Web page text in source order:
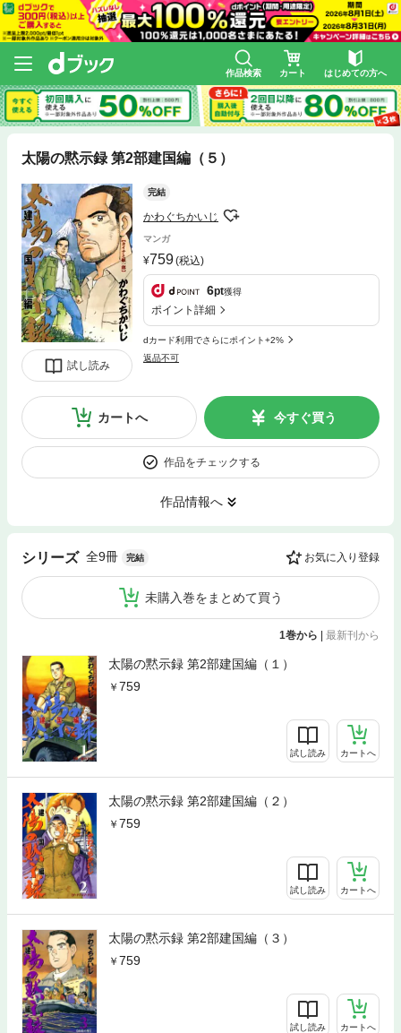
作品検索 カート はじめての方へ
太陽の黙示録 第2部建国編（５）
試し読み
完結
かわぐちかいじ
マンガ
759(税込)
6pt獲得
ポイント詳細
dカード利用でさらにポイント+2%
返品不可
カートへ 今すぐ買う
作品をチェックする
作品情報へ
シリーズ 全9冊 完結 お気に入り登録
未購入巻をまとめて買う
1巻から | 最新刊から
太陽の黙示録 第2部建国編（１）
759
試し読み カートへ
太陽の黙示録 第2部建国編（２）
759
試し読み カートへ
太陽の黙示録 第2部建国編（３）
759
試し読み カートへ